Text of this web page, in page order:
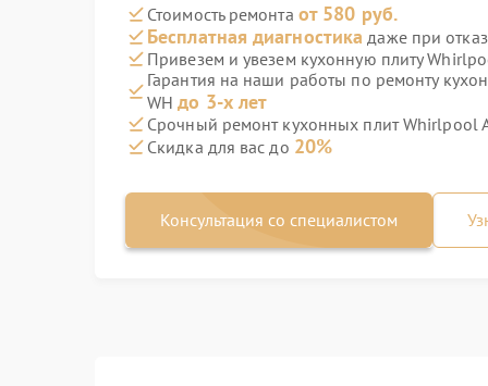
Стоимость ремонта от 580 руб.
Бесплатная диагностика даже при
Привезем и увезем кухонную плиту
Гарантия на наши работы по ремонту
WHдо 3-х лет
Срочный ремонт кухонных плит Whirlpool
Скидка для вас до 20%
Консультация со специалистом